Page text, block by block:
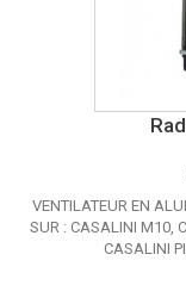
VENTILATEUR EN
SUR : CASALINI M10,
CASALINI